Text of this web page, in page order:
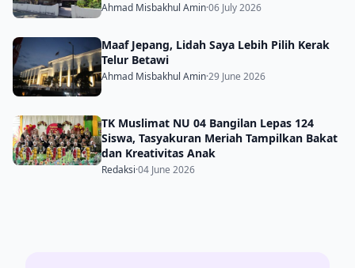
Ahmad Misbakhul Amin·06 July 2026
Maaf Jepang, Lidah Saya Lebih Pilih Kerak
Telur Betawi
Ahmad Misbakhul Amin·29 June 2026
TK Muslimat NU 04 Bangilan Lepas 124
Siswa, Tasyakuran Meriah Tampilkan Bakat
dan Kreativitas Anak
Redaksi·04 June 2026